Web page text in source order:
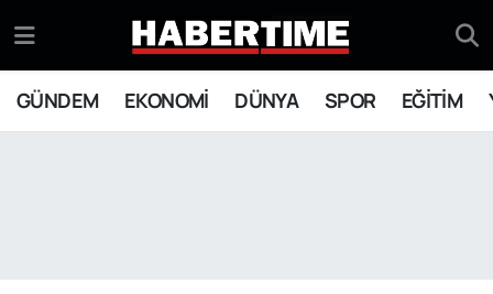
GÜNDEM EKONOMİ DÜNYA SPOR EĞİTİM
EKONOMİ
Eskişehir Nöbetçi Eczaneler
Eskişehir Hava Durumu